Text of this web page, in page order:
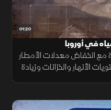
01:20
في أوروبا
انخفاض معدلات الأمطار
الأنهار والخزانات وزيادة